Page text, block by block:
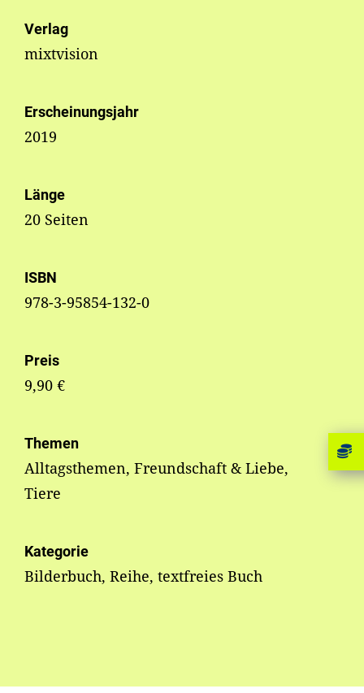
Verlag
mixtvision
Erscheinungsjahr
2019
Länge
20 Seiten
ISBN
978-3-95854-132-0
Preis
9,90 €
Themen
Alltagsthemen, Freundschaft & Liebe,
Tiere
Kategorie
Bilderbuch, Reihe, textfreies Buch